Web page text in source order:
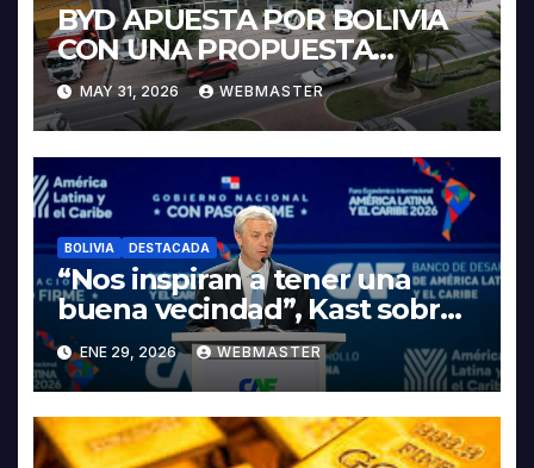
BYD APUESTA POR BOLIVIA
CON UNA PROPUESTA
INTEGRAL PARA IMPULSAR
LA ELECTROMOVILIDAD Y LA
INDUSTRIALIZACIÓN DEL
LITIO
MAY 31, 2026 WEBMASTER
BOLIVIA DESTACADA
“Nos inspiran a tener una
buena vecindad”, Kast sobre
discurso del presidente
Rodrigo Paz
ENE 29, 2026 WEBMASTER